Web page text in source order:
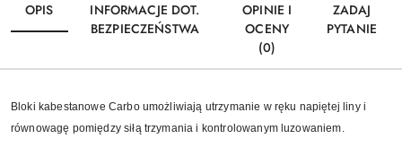
OPIS
INFORMACJE DOT.
BEZPIECZEŃSTWA
OPINIE I
OCENY
(0)
ZADAJ
PYTANIE
Bloki kabestanowe Carbo umożliwiają utrzymanie w ręku napiętej liny i
równowagę pomiędzy siłą trzymania i kontrolowanym luzowaniem.